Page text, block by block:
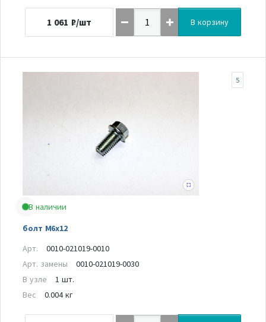
1 061 ₽/шт В корзину
В наличии
болт M6х12
5
Арт.
0010-021019-0010
Арт. замены
0010-021019-0030
В узле
1 шт.
Вес
0.004 кг